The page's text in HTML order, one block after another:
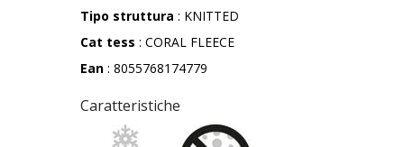
Tipo struttura : KNITTED
Cat tess : CORAL FLEECE
Ean : 8055768174779
Caratteristiche